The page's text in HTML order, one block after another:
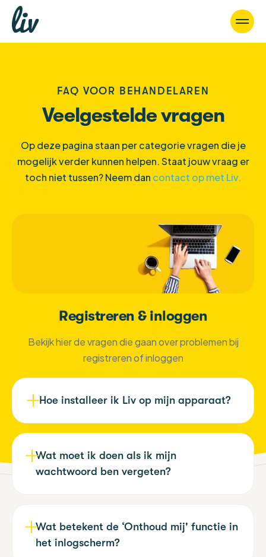
FAQ VOOR BEHANDELAREN
Veelgestelde vragen
Op deze pagina staan per categorie vragen die je
mogelijk verder kunnen helpen. Staat jouw vraag er
toch niet tussen? Neem dan contact op met Liv.
Registreren & inloggen
Bekijk hier de vragen die gaan over problemen bij
registreren of inloggen
Hoe installeer ik Liv op mijn apparaat?
Liv installeren op je apparaat is heel
handleidingen volg de stappen die hierin
beschreven staan.
Wat moet ik doen als ik mijn
wachtwoord ben vergeten?
spellingsfouten inzitten.
Je kunt de e-mail ook in je ongewenste e-
Wat betekent de ‘Onthoud mij' functie in
het inlogscherm?